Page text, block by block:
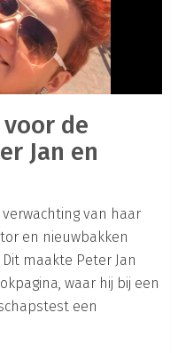
de
Jan en
verwachting van haar
en nieuwbakken
maakte Peter Jan
waar hij bij een
een